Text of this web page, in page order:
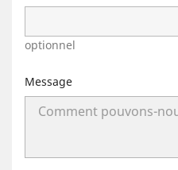
optionnel
Message